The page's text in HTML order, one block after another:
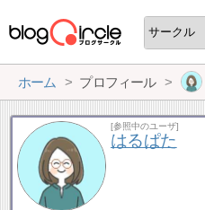
ホーム プロフィール
[参照中のユーザ]
はるぱた